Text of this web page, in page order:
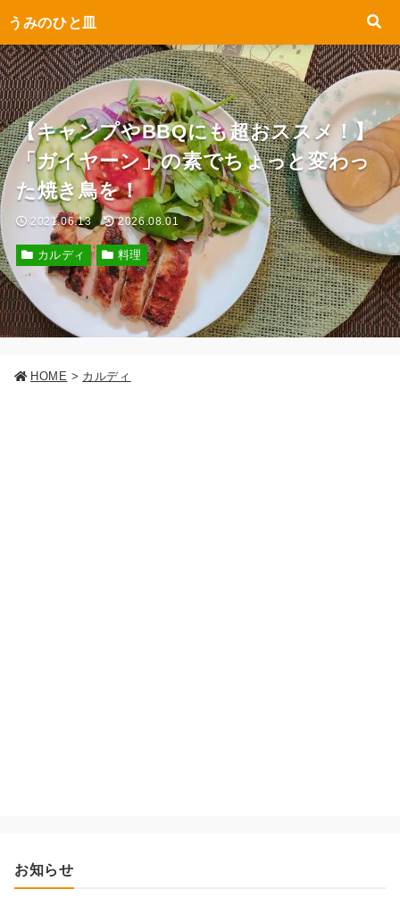
うみのひと皿
【キャンプやBBQにも超おススメ！】
「ガイヤーン」の素でちょっと変わっ
た焼き鳥を！
2021.06.13 2026.08.01
カルディ 料理
HOME > カルディ
お知らせ